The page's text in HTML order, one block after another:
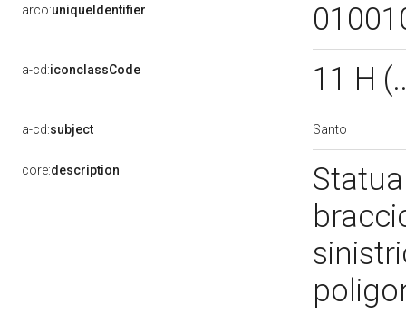
arco:uniqueIdentifier
a-cd:iconclassCode 11 H
a-cd:subject Santo
core:description